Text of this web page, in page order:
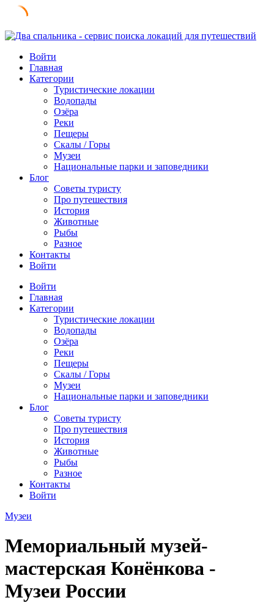
Skip
contentВойти
Главная
Категории
Туристические локации
Водопады
Озёра
Реки
Пещеры
Скалы / Горы
Музеи
Национальные парки и заповедники
Блог
Советы туристу
Про путешествия
История
Животные
Рыбы
Разное
Контакты
Войти
Войти
Главная
Категории
Туристические локации
Водопады
Озёра
Реки
Пещеры
Скалы / Горы
Музеи
Национальные парки и заповедники
Блог
Советы туристу
Про путешествия
История
Животные
Рыбы
Разное
Контакты
Войти
Музеи
Мемориальный музей-
мастерская Конёнкова -
Музеи России